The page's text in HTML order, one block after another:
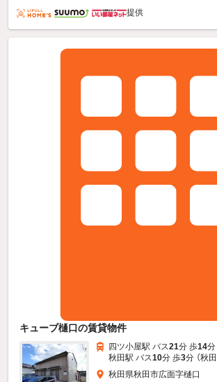
提供
キューブ樋口の賃貸物件
四ツ小屋駅 バス21分 歩14分
秋田駅 バス10分 歩3分 （秋
秋田県秋田市広面字樋口